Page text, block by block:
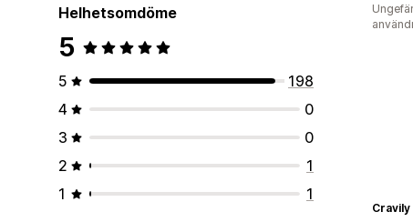
Helhetsomdöme
5
5
198
4
0
3
0
2
1
1
1
Cravily